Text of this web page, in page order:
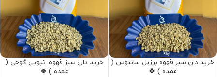
خرید دان سبز قهوه برزیل سانتوس (
عمده ) 🍀
خرید دان سبز قهوه اتیوپی گوجی (
عمده ) 🍀